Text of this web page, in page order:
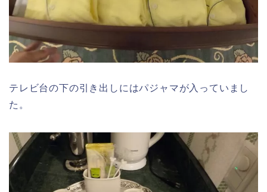
テレビ台の下の引き出しにはパジャマが入っていまし
た。